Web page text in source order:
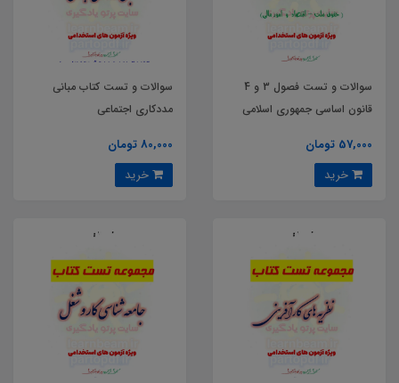
سوالات و تست فصول 3 و 4
قانون اساسی جمهوری اسلامی
57,000 تومان
سوالات و تست کتاب مبانی
مددکاری اجتماعی
80,000 تومان